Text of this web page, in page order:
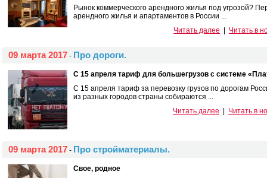
Рынок коммерческого арендного жилья под угрозой?
арендного жилья и апартаментов в России ...
Читать далее
Читать в
09 марта 2017 - Про дороги.
С 15 апреля тариф для большегрузов с системе
С 15 апреля тариф за перевозку грузов по дорогам
из разных городов страны собираются ...
Читать далее
Читать в
09 марта 2017 - Про стройматериалы.
Свое, родное